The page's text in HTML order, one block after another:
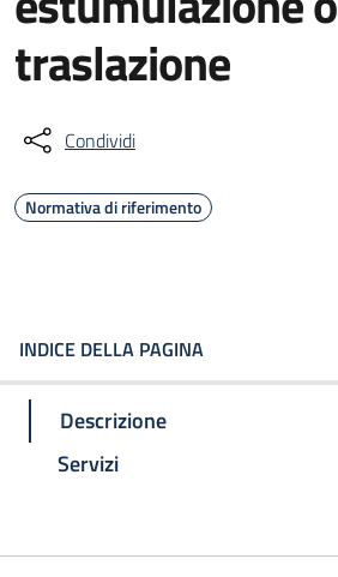
traslazione
Condividi
Normativa di riferimento
INDICE DELLA PAGINA
Descrizione
Servizi